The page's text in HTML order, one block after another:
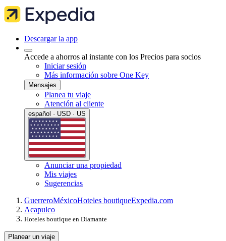
Descargar la app
Accede a ahorros al instante con los Precios para socios
Iniciar sesión
Más información sobre One Key
Mensajes
Planea tu viaje
Atención al cliente
español · USD · US
Anunciar una propiedad
Mis viajes
Sugerencias
GuerreroMéxicoHoteles boutiqueExpedia.com
Acapulco
Hoteles boutique en Diamante
Planear un viaje